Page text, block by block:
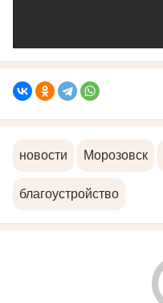
новости Морозовск
благоустройство